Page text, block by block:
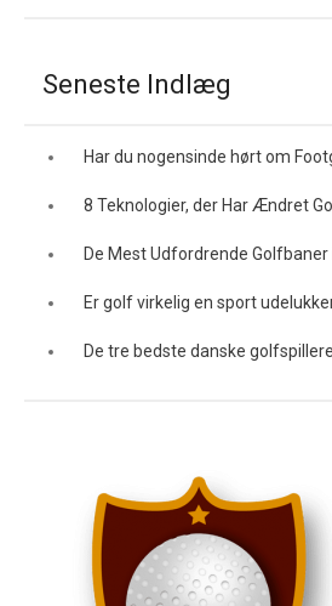
Seneste Indlæg
Har du nogensinde hørt om
8 Teknologier, der Har Ændret
De Mest Udfordrende Golfbaner
Er golf virkelig en sport
De tre bedste danske